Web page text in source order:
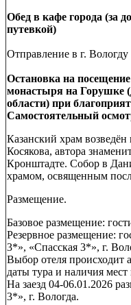
Обед в кафе города (за
путевкой)
Отправление в г. Вологду
Остановка на
монастыря на Горушке
области) при
Самостоятельный
Казанский храм
Косякова, автора
Кронштадте. Собор в
храмом, освященным
Размещение.
Базовое размещение:
Резервное размещение:
3*», «Спасская 3*», г.
Выбор отеля происходит
даты тура и наличия мест
На заезд 04-06.01.2026
3*», г. Вологда.